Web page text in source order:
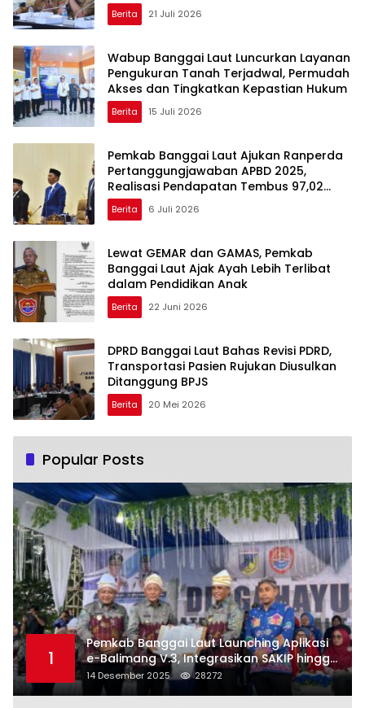
Berita 21 Juli 2026
Wabup Banggai Laut Luncurkan Layanan
Pengukuran Tanah Terjadwal, Permudah
Akses dan Tingkatkan Kepastian Hukum
Berita 15 Juli 2026
Pemkab Banggai Laut Ajukan Ranperda
Pertanggungjawaban APBD 2025,
Realisasi Pendapatan Tembus 97,02
Persen
Berita 6 Juli 2026
Lewat GEMAR dan GAMAS, Pemkab
Banggai Laut Ajak Ayah Lebih Terlibat
dalam Pendidikan Anak
Berita 22 Juni 2026
DPRD Banggai Laut Bahas Revisi PDRD,
Transportasi Pasien Rujukan Diusulkan
Ditanggung BPJS
Berita 20 Mei 2026
Popular Posts
1
Pemkab Banggai Laut Launching Aplikasi
e-Balimang V.3, Integrasikan SAKIP hingga
Satu Data Layanan Publik
14 Desember 2025 28272